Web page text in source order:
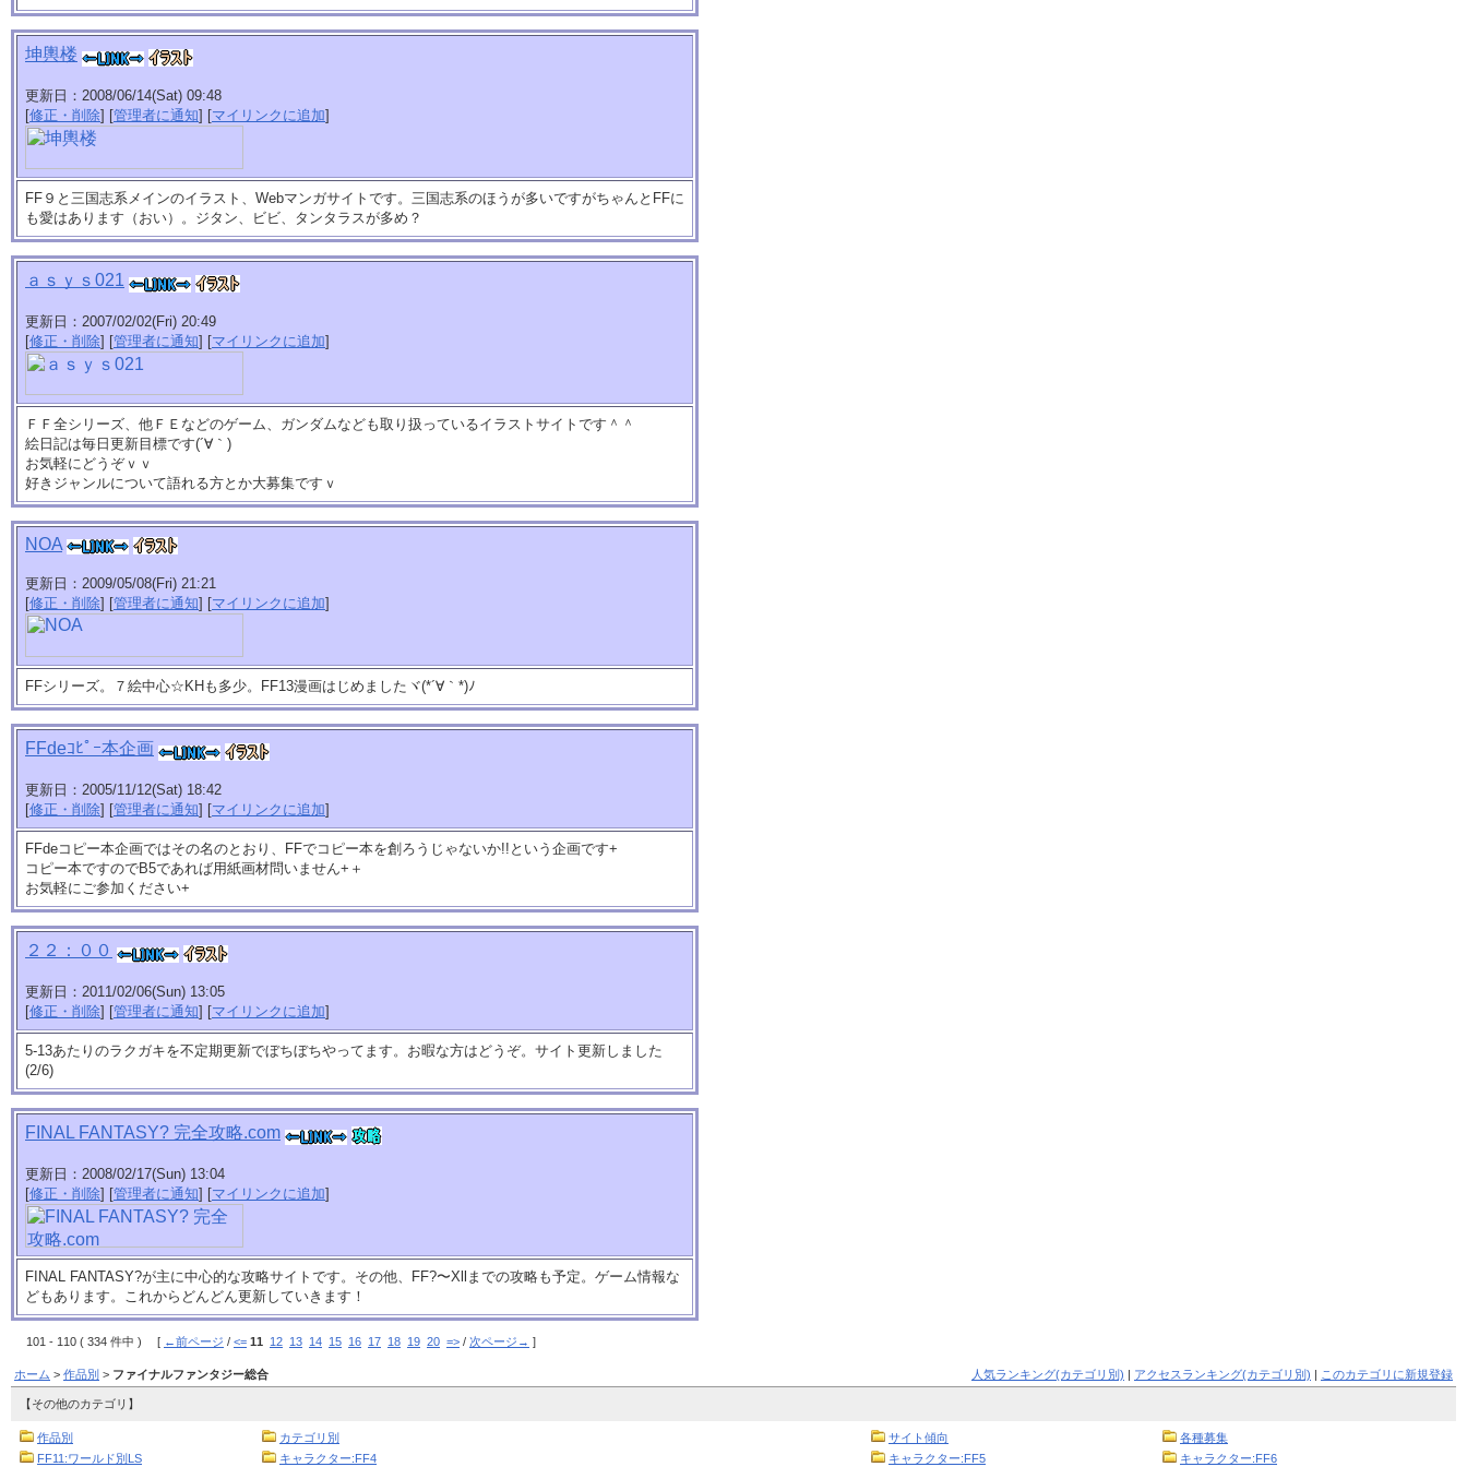
坤輿楼
更新日：2008/06/14(Sat) 09:48
[修正・削除] [管理者に通知] [マイリンクに追加]
FF９と三国志系メインのイラスト、Webマンガサイトです。三国志系のほうが多いですがちゃんとFFに
も愛はあります（おい）。ジタン、ビビ、タンタラスが多め？
ａｓｙｓ021
更新日：2007/02/02(Fri) 20:49
[修正・削除] [管理者に通知] [マイリンクに追加]
ＦＦ全シリーズ、他ＦＥなどのゲーム、ガンダムなども取り扱っているイラストサイトです＾＾
絵日記は毎日更新目標です(´∀｀)
お気軽にどうぞｖｖ
好きジャンルについて語れる方とか大募集ですｖ
NOA
更新日：2009/05/08(Fri) 21:21
[修正・削除] [管理者に通知] [マイリンクに追加]
FFシリーズ。７絵中心☆KHも多少。FF13漫画はじめましたヾ(*´∀｀*)ﾉ
FFdeｺﾋﾟｰ本企画
更新日：2005/11/12(Sat) 18:42
[修正・削除] [管理者に通知] [マイリンクに追加]
FFdeコピー本企画ではその名のとおり、FFでコピー本を創ろうじゃないか!!という企画です+
コピー本ですのでB5であれば用紙画材問いません+＋
お気軽にご参加ください+
２２：００
更新日：2011/02/06(Sun) 13:05
[修正・削除] [管理者に通知] [マイリンクに追加]
5-13あたりのラクガキを不定期更新でぼちぼちやってます。お暇な方はどうぞ。サイト更新しました
(2/6)
FINAL FANTASY? 完全攻略.com
更新日：2008/02/17(Sun) 13:04
[修正・削除] [管理者に通知] [マイリンクに追加]
FINAL FANTASY?が主に中心的な攻略サイトです。その他、FF?〜Xllまでの攻略も予定。ゲーム情報な
どもあります。これからどんどん更新していきます！
101 - 110 ( 334 件中 ) [ ←前ページ / <= 11 12 13 14 15 16 17 18 19 20 => / 次ページ→ ]
ホーム > 作品別 > ファイナルファンタジー総合 人気ランキング(カテゴリ別) | アクセスランキング(カテゴリ別) | このカテゴリに新規登録
【その他のカテゴリ】
作品別 カテゴリ別 サイト傾向
各種募集
FF11:ワールド別LS
キャラクター:FF4 キャラクター:FF5 キャラクター:FF6